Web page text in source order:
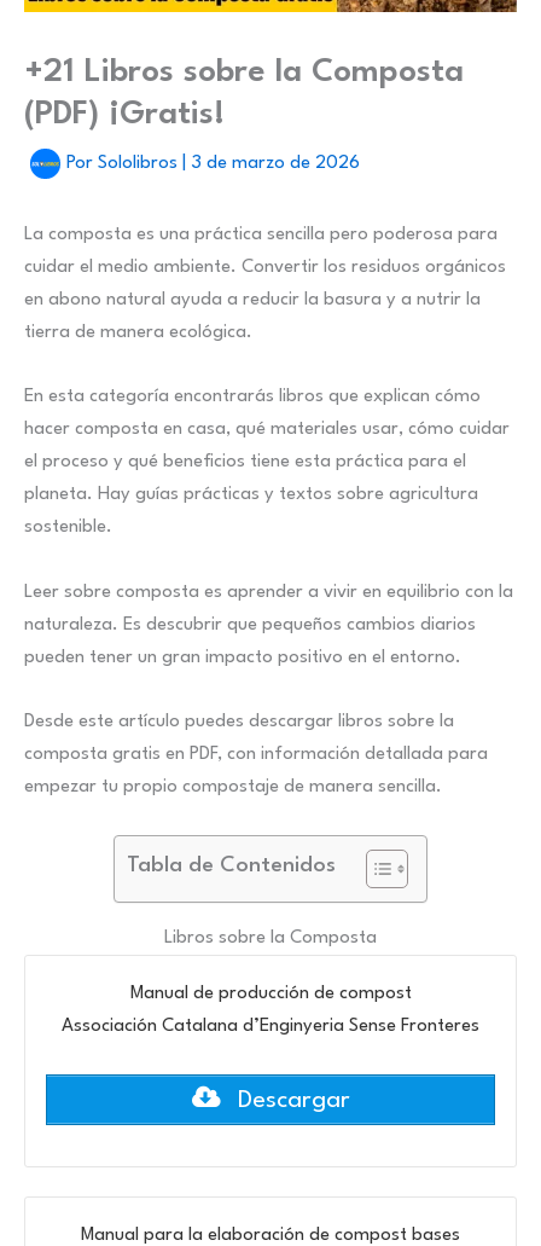
+21 Libros sobre la Composta
(PDF) ¡Gratis!
Por Sololibros 3 de marzo de 2026
La composta es una práctica sencilla pero poderosa para
cuidar el medio ambiente. Convertir los residuos orgánicos
en abono natural ayuda a reducir la basura y a nutrir la
tierra de manera ecológica.
En esta categoría encontrarás libros que explican cómo
hacer composta en casa, qué materiales usar, cómo cuidar
el proceso y qué beneficios tiene esta práctica para el
planeta. Hay guías prácticas y textos sobre agricultura
sostenible.
Leer sobre composta es aprender a vivir en equilibrio con la
naturaleza. Es descubrir que pequeños cambios diarios
pueden tener un gran impacto positivo en el entorno.
Desde este artículo puedes descargar libros sobre la
composta gratis en PDF, con información detallada para
empezar tu propio compostaje de manera sencilla.
Tabla de Contenidos
Libros sobre la Composta
Manual de producción de compost
Associación Catalana d’Enginyeria Sense Fronteres
Descargar
Manual para la elaboración de compost bases